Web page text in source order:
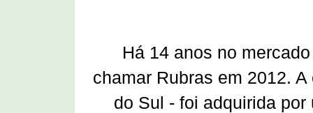
Há 14 anos no
chamar Rubras em 2012.
do Sul - foi adquirida